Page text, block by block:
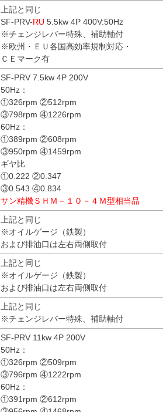
上記と同じ
SF-PRV-RU 5.5kw 4P 400V:50Hz
※チェンジレバー特殊、補助軸付
※欧州・ＥＵ各国高効率規制対応・
ＣＥマーク有
SF-PRV 7.5kw 4P 200V
50Hz：
①326rpm ②512rpm
③798rpm ④1226rpm
60Hz：
①389rpm ②608rpm
③950rpm ④1459rpm
ギヤ比
①0.222 ②0.347
③0.543 ④0.834
サン精機ＳＨＭ－１０－４Ｍ型相当品
上記と同じ
※オイルゲージ（鉄製）
および排油口は左右両側取付
上記と同じ
※オイルゲージ（鉄製）
および排油口は左右両側取付
上記と同じ
※チェンジレバー特殊、補助軸付
SF-PRV 11kw 4P 200V
50Hz：
①326rpm ②509rpm
③796rpm ④1222rpm
60Hz：
①391rpm ②612rpm